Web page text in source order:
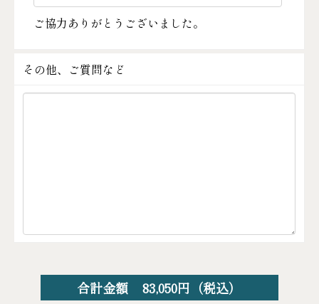
ご協力ありがとうございました。
その他、ご質問など
合計金額 83,050円（税込）